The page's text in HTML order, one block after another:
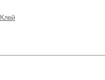
Клей